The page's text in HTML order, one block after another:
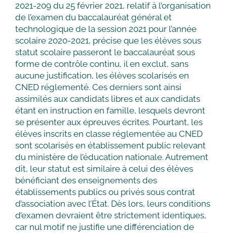
2021-209 du 25 février 2021, relatif à l’organisation
de l’examen du baccalauréat général et
technologique de la session 2021 pour l’année
scolaire 2020-2021, précise que les élèves sous
statut scolaire passeront le baccalauréat sous
forme de contrôle continu, il en exclut, sans
aucune justification, les élèves scolarisés en
CNED réglementé. Ces derniers sont ainsi
assimilés aux candidats libres et aux candidats
étant en instruction en famille, lesquels devront
se présenter aux épreuves écrites. Pourtant, les
élèves inscrits en classe réglementée au CNED
sont scolarisés en établissement public relevant
du ministère de l’éducation nationale. Autrement
dit, leur statut est similaire à celui des élèves
bénéficiant des enseignements des
établissements publics ou privés sous contrat
d’association avec l’État. Dès lors, leurs conditions
d’examen devraient être strictement identiques,
car nul motif ne justifie une différenciation de